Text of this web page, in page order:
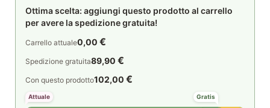
Ottima scelta: aggiungi questo prodotto al carrello
per avere la spedizione gratuita!
Carrello attuale0,00 €
Spedizione gratuita89,90 €
Con questo prodotto102,00 €
Attuale Gratis